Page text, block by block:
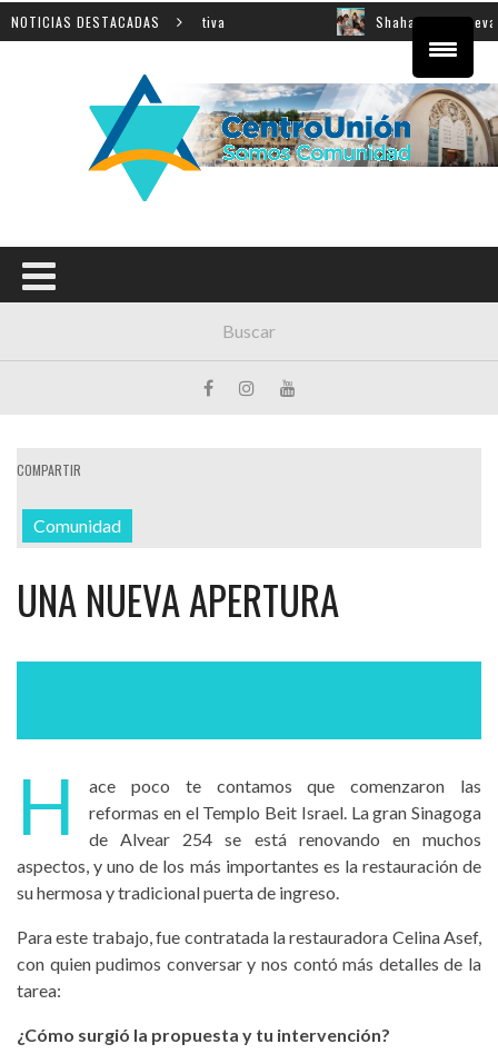
NOTICIAS DESTACADAS
innovación educativa Shahak: una nueva
COMPARTIR
Comunidad
UNA NUEVA APERTURA
H
ace poco te contamos que comenzaron las
reformas en el Templo Beit Israel. La gran Sinagoga
de Alvear 254 se está renovando en muchos
aspectos, y uno de los más importantes es la restauración de
su hermosa y tradicional puerta de ingreso.
Para este trabajo, fue contratada la restauradora Celina Asef,
con quien pudimos conversar y nos contó más detalles de la
tarea:
¿Cómo surgió la propuesta y tu intervención?